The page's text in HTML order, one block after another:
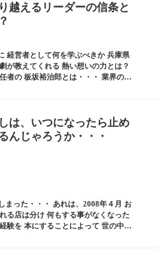
越えるリーダーの信条と
経営者として何を学ぶべきか 兵庫県
が教えてくれる 熱い想いの力とは？
者の 板坂裕治郎とは・・・ 業界の常
は、いつになったら止め
んじゃろうか・・・
まった・・・ あれは、2008年４月 お
る店は分け 何もする事がなくなった
験を 本にすることによって 世の中の